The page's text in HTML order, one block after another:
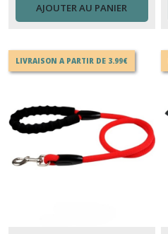
AJOUTER AU PANIER
LIVRAISON A PARTIR DE 3.99€